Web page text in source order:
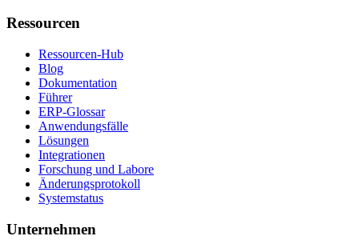
Ressourcen
Ressourcen-Hub
Blog
Dokumentation
Führer
ERP-Glossar
Anwendungsfälle
Lösungen
Integrationen
Forschung und Labore
Änderungsprotokoll
Systemstatus
Unternehmen